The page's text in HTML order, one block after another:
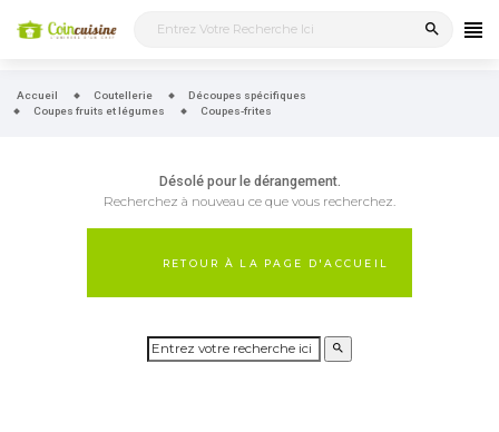
search
Accueil Coutellerie
Découpes spécifiques
Coupes fruits et légumes
Coupes-frites
Désolé pour le dérangement.
Recherchez à nouveau ce que vous recherchez.
RETOUR À LA PAGE D'ACCUEIL